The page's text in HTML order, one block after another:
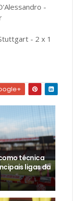
-
- 2 x 1
técnica
ligas da